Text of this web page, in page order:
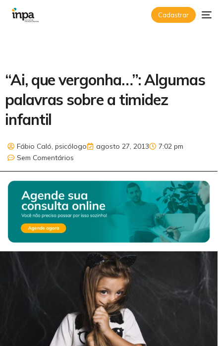
Cadastrar
“Ai, que vergonha…”: Algumas
palavras sobre a timidez
infantil
Fábio Caló, psicólogo agosto 27, 2013
7:02 pm
Sem Comentários